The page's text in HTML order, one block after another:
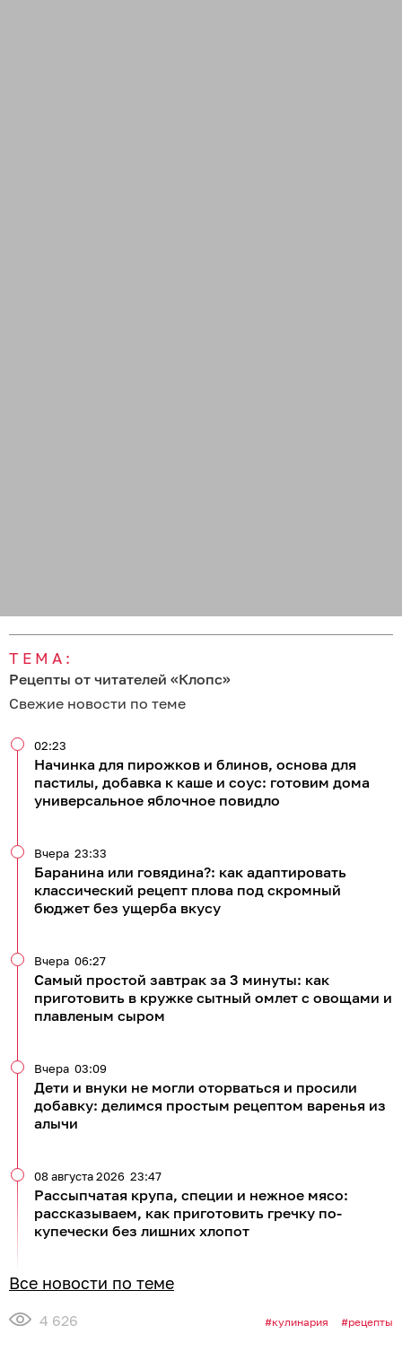
ТЕМА:
Рецепты от читателей «Клопс»
Свежие новости по теме
Начинка для пирожков и блинов, основа для
пастилы, добавка к каше и соус: готовим дома
универсальное яблочное повидло
02:23
Баранина или говядина?: как адаптировать
классический рецепт плова под скромный
бюджет без ущерба вкусу
Вчера 23:33
Самый простой завтрак за 3 минуты: как
приготовить в кружке сытный омлет с овощами и
плавленым сыром
Вчера 06:27
Дети и внуки не могли оторваться и просили
добавку: делимся простым рецептом варенья из
алычи
Вчера 03:09
Рассыпчатая крупа, специи и нежное мясо:
рассказываем, как приготовить гречку по-
купечески без лишних хлопот
08 августа 2026 23:47
Все новости по теме
4 626 кулинария рецепты